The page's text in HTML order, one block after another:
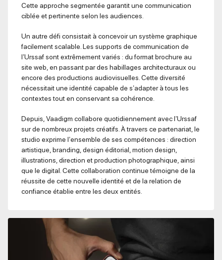
Cette approche segmentée garantit une communication
ciblée et pertinente selon les audiences.
Un autre défi consistait à concevoir un système graphique
facilement scalable. Les supports de communication de
l’Urssaf sont extrêmement variés : du format brochure au
site web, en passant par des habillages architecturaux ou
encore des productions audiovisuelles. Cette diversité
nécessitait une identité capable de s’adapter à tous les
contextes tout en conservant sa cohérence.
Depuis, Vaadigm collabore quotidiennement avec l’Urssaf
sur de nombreux projets créatifs. À travers ce partenariat, le
studio exprime l’ensemble de ses compétences : direction
artistique, branding, design éditorial, motion design,
illustrations, direction et production photographique, ainsi
que le digital. Cette collaboration continue témoigne de la
réussite de cette nouvelle identité et de la relation de
confiance établie entre les deux entités.